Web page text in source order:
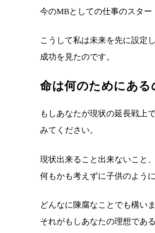
今のMBとしての仕事のスター
こうして私は未来を先に設定
成功を見たのです。
命は何のためにある
もしあなたが現状の延長戦上
みてください。
現状出来ること出来ないこと
何もかも考えずに子供のよう
どんなに陳腐なことでも構い
それがもしあなたの理想であ